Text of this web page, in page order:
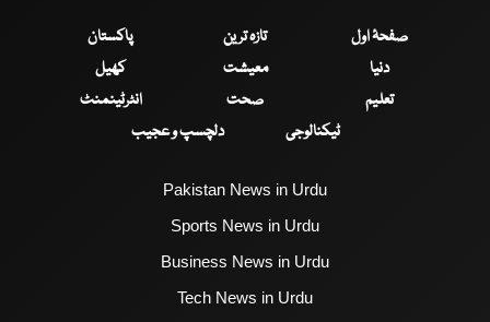
صفحۂ اول تازہ ترین
پاکستان
دنیا
معیشت
کھیل
تعلیم
صحت
انٹرٹینمنٹ
ٹیکنالوجی
دلچسپ و عجیب
Pakistan News in Urdu
Sports News in Urdu
Business News in Urdu
Tech News in Urdu